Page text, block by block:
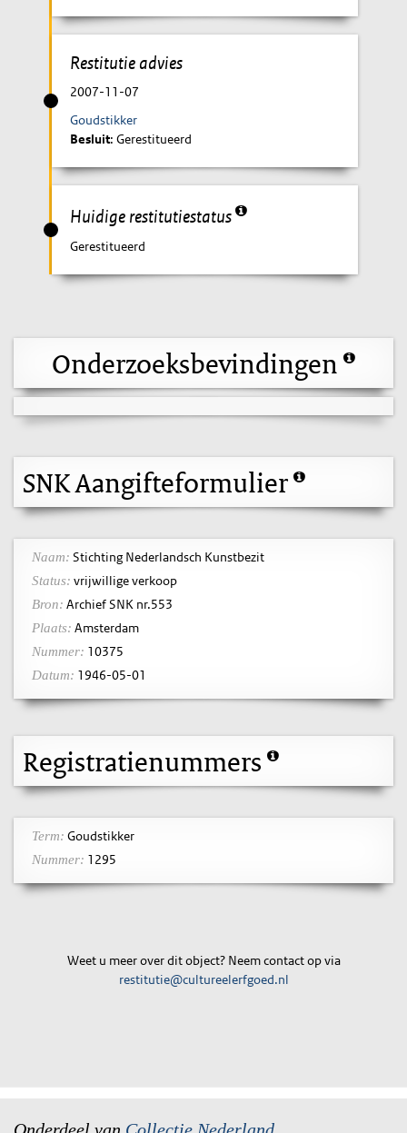
Restitutie advies
2007-11-07
Goudstikker
Besluit: Gerestitueerd
Huidige restitutiestatus
Gerestitueerd
Onderzoeksbevindingen
SNK Aangifteformulier
Naam: Stichting Nederlandsch Kunstbezit
Status: vrijwillige verkoop
Bron: Archief SNK nr.553
Plaats: Amsterdam
Nummer: 10375
Datum: 1946-05-01
Registratienummers
Term: Goudstikker
Nummer: 1295
Weet u meer over dit object? Neem contact op via
restitutie@cultureelerfgoed.nl
Onderdeel van Collectie Nederland